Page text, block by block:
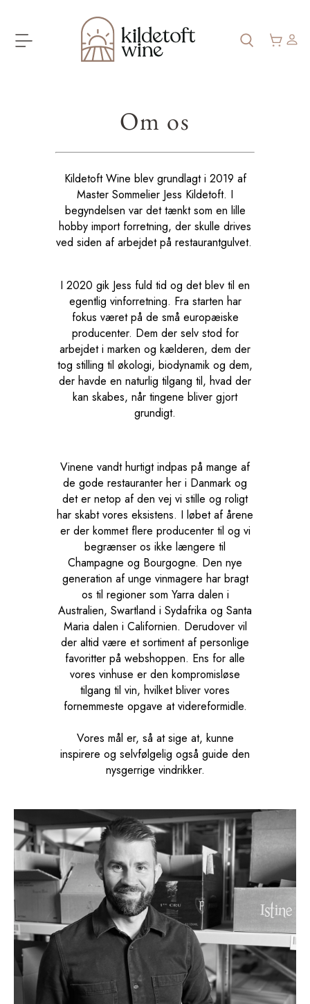
Om os
Kildetoft Wine blev grundlagt i 2019 af
Master Sommelier Jess Kildetoft. I
begyndelsen var det tænkt som en lille
hobby import forretning, der skulle drives
ved siden af arbejdet på restaurantgulvet.
I 2020 gik Jess fuld tid og det blev til en
egentlig vinforretning. Fra starten har
fokus været på de små europæiske
producenter. Dem der selv stod for
arbejdet i marken og kælderen, dem der
tog stilling til økologi, biodynamik og dem,
der havde en naturlig tilgang til, hvad der
kan skabes, når tingene bliver gjort
grundigt.
Vinene vandt hurtigt indpas på mange af
de gode restauranter her i Danmark og
det er netop af den vej vi stille og roligt
har skabt vores eksistens. I løbet af årene
er der kommet flere producenter til og vi
begrænser os ikke længere til
Champagne og Bourgogne. Den nye
generation af unge vinmagere har bragt
os til regioner som Yarra dalen i
Australien, Swartland i Sydafrika og Santa
Maria dalen i Californien. Derudover vil
der altid være et sortiment af personlige
favoritter på webshoppen. Ens for alle
vores vinhuse er den kompromisløse
tilgang til vin, hvilket bliver vores
fornemmeste opgave at videreformidle.
Vores mål er, så at sige at, kunne
inspirere og selvfølgelig også guide den
nysgerrige vindrikker.